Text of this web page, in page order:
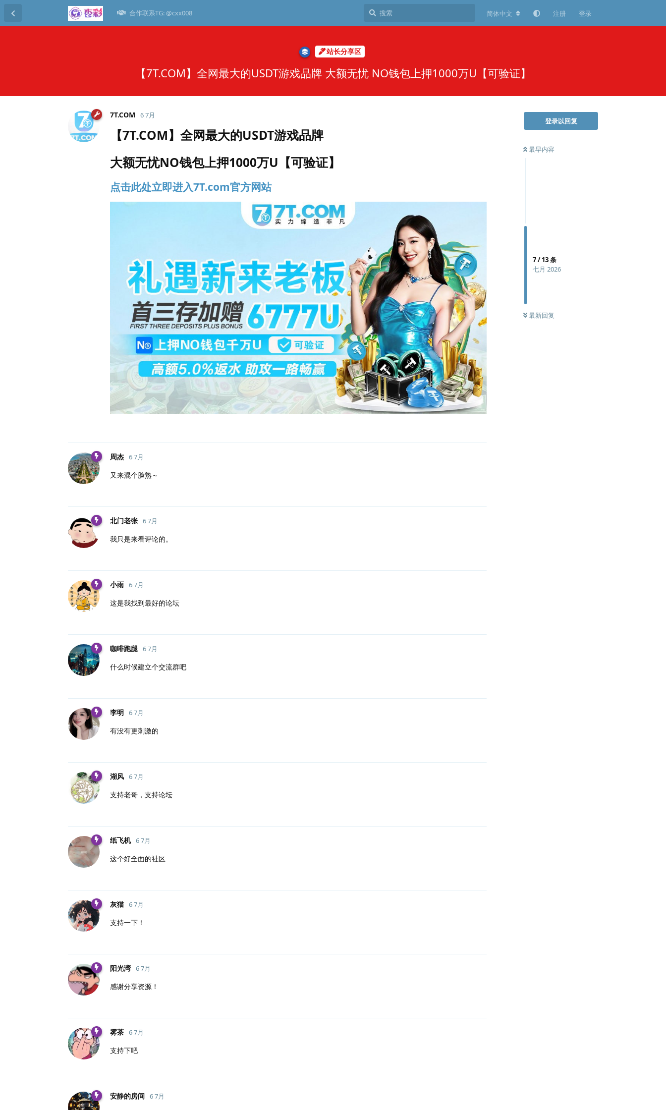
合作联系TG: @cxx008 简体中文 注册 登录
站长分享区
【7T.COM】全网最大的USDT游戏品牌 大额无忧 NO钱包上押1000万U【可验证】
登录以回复
最早内容
7/13条
七月 2026
最新回复
7T.​COM 6 7月
【7T.COM】全网最大的USDT游戏品牌
大额无忧NO钱包上押1000万U【可验证】
点击此处立即进入7T.com官方网站
周杰 6 7月
又来混个脸熟～
北门老张 6 7月
我只是来看评论的。
小雨 6 7月
这是我找到最好的论坛
咖啡跑腿 6 7月
什么时候建立个交流群吧
李明 6 7月
有没有更刺激的
湖风 6 7月
支持老哥，支持论坛
纸飞机 6 7月
这个好全面的社区
灰猫 6 7月
支持一下！
阳光湾 6 7月
感谢分享资源！
雾茶 6 7月
支持下吧
安静的房间 6 7月